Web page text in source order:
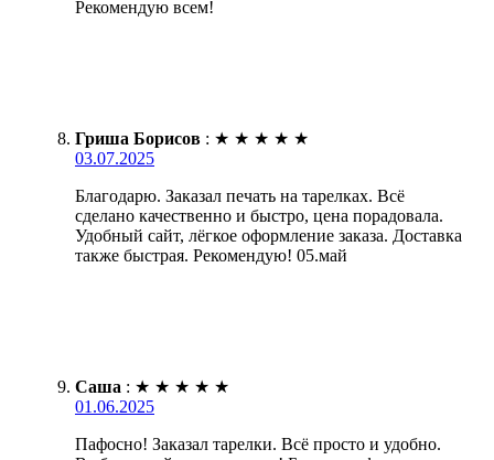
Рекомендую всем!
Гриша Борисов : ★ ★ ★ ★ ★
03.07.2025
Благодарю. Заказал печать на тарелках. Всё
сделано качественно и быстро, цена порадовала.
Удобный сайт, лёгкое оформление заказа. Доставка
также быстрая. Рекомендую! 05.май
Саша : ★ ★ ★ ★ ★
01.06.2025
Пафосно! Заказал тарелки. Всё просто и удобно.